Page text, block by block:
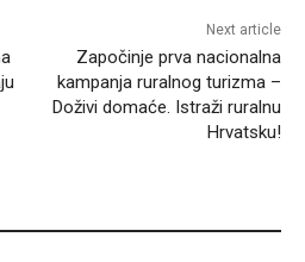
Next article
Započinje prva nacionalna
kampanja ruralnog turizma –
Doživi domaće. Istraži ruralnu
Hrvatsku!